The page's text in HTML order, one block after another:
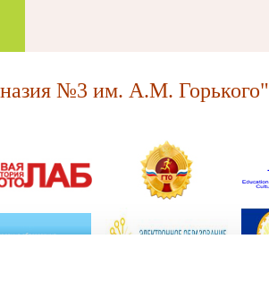
№3 им. А.М. Горького"